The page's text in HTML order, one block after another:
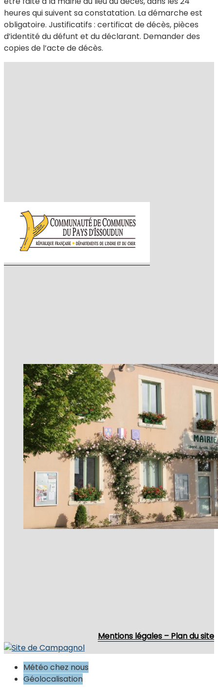
heures qui suivent sa constatation. La démarche est
obligatoire. Justificatifs : certificat de décès, pièces
d’identité du défunt et du déclarant. Demander des
copies de l’acte de décès.
Mentions légales – Plan du site
Météo chez nous
Géolocalisation